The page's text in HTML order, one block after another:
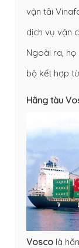
vận tải
dịch vụ vận
Ngoài ra,
bộ kết hợp
Hãng tàu
Vosco là